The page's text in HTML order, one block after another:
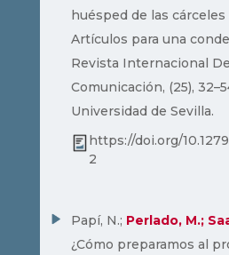
huésped de las cárceles
Artículos para una
Revista Internacional
Comunicación, (25),
Universidad de Sevilla.
https://doi.org/
2
Papí, N.; Perlado, M.;
¿Cómo preparamos al